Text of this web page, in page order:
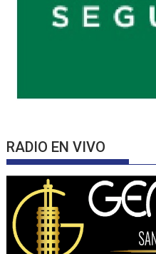
RADIO EN VIVO